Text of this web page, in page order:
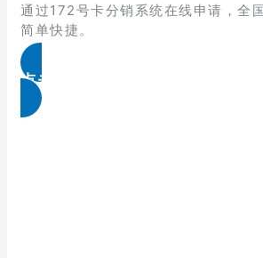
通过172号卡分销系统在线申请，全
简单快捷。
点击免费领取